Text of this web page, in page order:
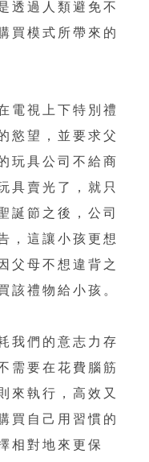
透過人類避免不
買模式所帶來的
電視上下特別禮
慾望，並要求父
玩具公司不給商
具賣光了，就只
誕節之後，公司
，這讓小孩更想
父母不想違背之
該禮物給小孩。
我們的意志力存
需要在花費腦筋
來執行，高效又
買自己用習慣的
相對地來更保